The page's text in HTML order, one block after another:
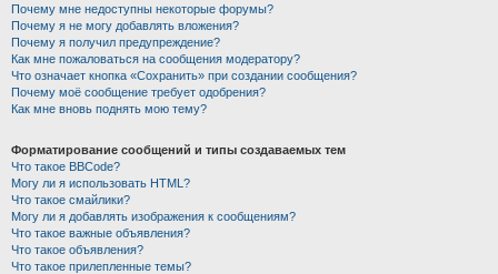
Почему мне недоступны некоторые форумы?
Почему я не могу добавлять вложения?
Почему я получил предупреждение?
Как мне пожаловаться на сообщения модератору?
Что означает кнопка «Сохранить» при создании сообщения?
Почему моё сообщение требует одобрения?
Как мне вновь поднять мою тему?
Форматирование сообщений и типы создаваемых тем
Что такое BBCode?
Могу ли я использовать HTML?
Что такое смайлики?
Могу ли я добавлять изображения к сообщениям?
Что такое важные объявления?
Что такое объявления?
Что такое прилепленные темы?